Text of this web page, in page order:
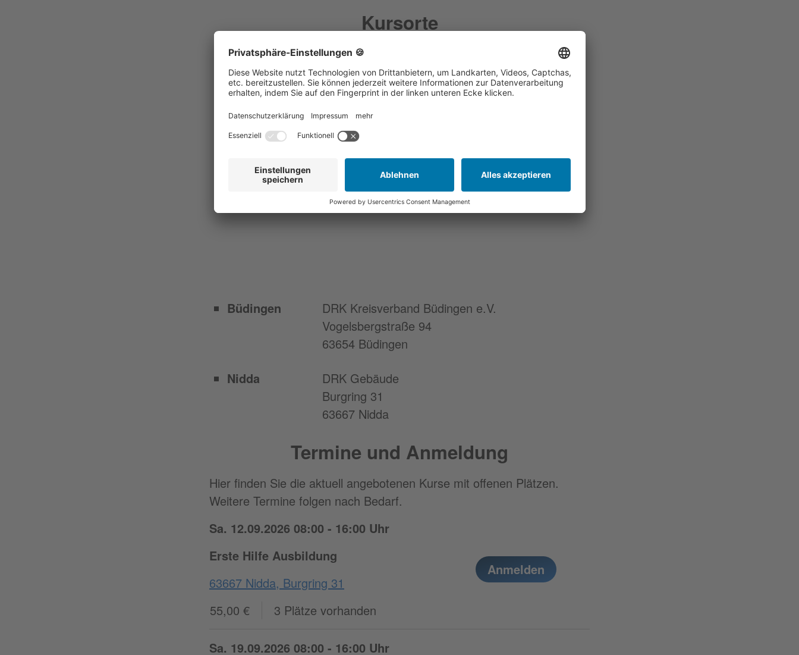
Kursorte
Büdingen
DRK Kreisverband Büdingen e.V.
Vogelsbergstraße 94
63654 Büdingen
Nidda
DRK Gebäude
Burgring 31
63667 Nidda
Termine und Anmeldung
Hier finden Sie die aktuell angebotenen Kurse mit offenen Plätzen.
Weitere Termine folgen nach Bedarf.
Sa. 12.09.2026 08:00 - 16:00 Uhr
Erste Hilfe Ausbildung
63667 Nidda, Burgring 31
55,00 €
3 Plätze vorhanden
Anmelden
Sa. 19.09.2026 08:00 - 16:00 Uhr